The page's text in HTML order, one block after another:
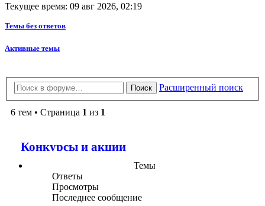
Текущее время: 09 авг 2026, 02:19
Темы без ответов
Активные темы
Поиск Расширенный поиск
6 тем • Страница 1 из 1
Конкурсы и акции
Темы
Ответы
Просмотры
Последнее сообщение